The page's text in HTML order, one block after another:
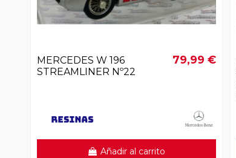
MERCEDES W 196
STREAMLINER Nº22
79,99 €
Añadir al carrito